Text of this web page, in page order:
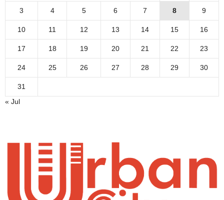
3 4 5 6 7 8 9
10 11 12 13 14 15 16
17 18 19 20 21 22 23
24 25 26 27 28 29 30
31
« Jul